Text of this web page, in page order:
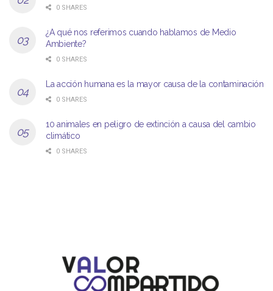
0 SHARES
¿A qué nos referimos cuando hablamos de Medio
Ambiente?
0 SHARES
La acción humana es la mayor causa de la contaminación
0 SHARES
10 animales en peligro de extinción a causa del cambio
climático
0 SHARES